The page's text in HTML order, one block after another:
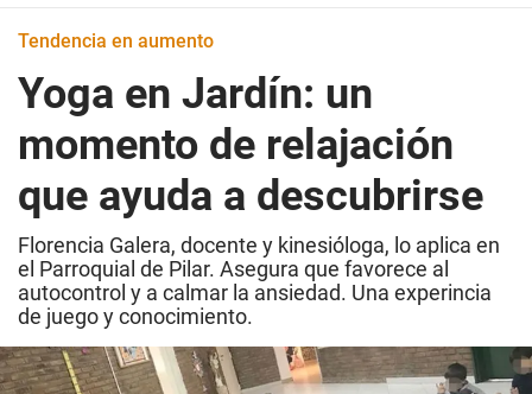
Tendencia en aumento
Yoga en Jardín: un
momento de relajación
que ayuda a descubrirse
Florencia Galera, docente y kinesióloga, lo aplica en
el Parroquial de Pilar. Asegura que favorece al
autocontrol y a calmar la ansiedad. Una experincia
de juego y conocimiento.